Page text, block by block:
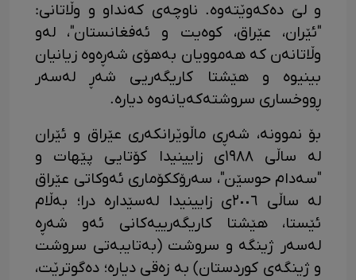
و لێ دەکەوێتەوە. ناوچەی کەنداو و وڵاتانی:
"ئێران، عێراق، کوەیت و ئەفغانستان"، لەو
وڵاتانەن کە هەموویان بەهۆی شەڕەوە زیانیان
بینیوە و هێشتا کاریگەریی شەڕ لەسەر
ڕووخساری سروشتەکەیانەوە دیارە.
بۆ نموونە، شەڕی ماڵوێرانکەری عێراق و ئێران
لە ساڵی ١٩٨٨ی زایینیدا کۆتایی پێهات و
"سەدام حوسێن"، سەرۆککۆماری ئەوکاتی عێراق
لە ساڵی ٢٠٠٦ی زایینیدا لەسێدارە درا؛ بەڵام
ئێستا، هێشتا کاریگەرییەکانی ئەو شەڕە
لەسەر ژینگە و سروشت (بەتایبەتی سروشت
و ژینگەی کوردستان) بە زەقی دیارە؛ دەگوترێت،